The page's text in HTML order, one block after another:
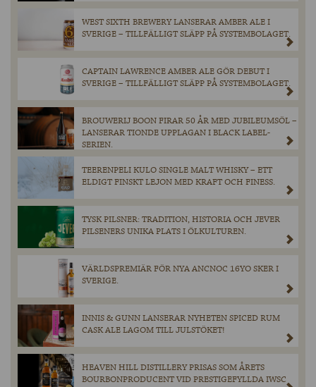
WEST SIXTH BREWERY LANSERAR AMBER ALE I
SVERIGE – TILLFÄLLIGT SLÄPP PÅ SYSTEMBOLAGET.
CAPTAIN LAWRENCE AMBER ALE GÖR DEBUT I
SVERIGE – TILLFÄLLIGT SLÄPP PÅ SYSTEMBOLAGET.
BROUWERIJ BOON FIRAR 50 ÅR MED JUBILEUMSÖL –
LANSERAR TIONDE UPPLAGAN I BLACK LABEL-
SERIEN.
TEERENPELI KULO SINGLE MALT WHISKY – ETT
ELDIGT FINSKT LEJON MED KRAFT OCH FINESS.
TYSK PILSNER: TRADITION, HISTORIA OCH JEVER
PILSENERS UNIKA PLATS I ÖLKULTUREN.
VÄRLDSPREMIÄR FÖR NYA ANCNOC 16YO SKER I
SVERIGE.
INNIS & GUNN LANSERAR NYHETEN SPICED RUM
CASK ALE LAGOM TILL JULSTÖKET!
HEAVEN HILL DISTILLERY PRISAS SOM ÅRETS
BOURBONPRODUCENT VID PRESTIGEFYLLDA IWSC